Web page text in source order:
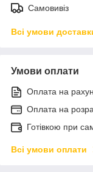
Самовивіз
Всі умови
Умови оплати
Оплата на
Оплата на
Готівкою при
Всі умови оплати